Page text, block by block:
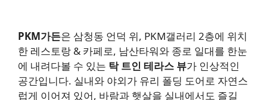
PKM가든은 삼청동 언덕 위, PKM갤러리 2층에 위치
한 레스토랑 & 카페로, 남산타워와 종로 일대를 한눈
에 내려다볼 수 있는 탁 트인 테라스 뷰가 인상적인
공간입니다. 실내와 야외가 유리 폴딩 도어로 자연스
럽게 이어져 있어, 바람과 햇살을 실내에서도 즐길